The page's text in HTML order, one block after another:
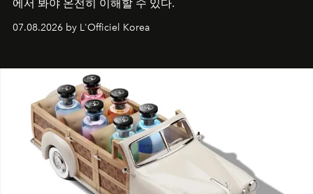
에서 봐야 온전히 이해할 수 있다.
07.08.2026 by L'Officiel Korea